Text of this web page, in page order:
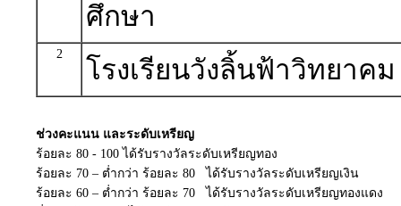
ศึกษา
2
โรงเรียนวังลิ้นฟ้าวิทยาคม
ช่วงคะแนน และระดับเหรียญ
ร้อยละ 80 - 100 ได้รับรางวัลระดับเหรียญทอง
ร้อยละ 70 – ต่ำกว่า ร้อยละ 80 ได้รับรางวัลระดับเหรียญเงิน
ร้อยละ 60 – ต่ำกว่า ร้อยละ 70 ได้รับรางวัลระดับเหรียญทองแดง